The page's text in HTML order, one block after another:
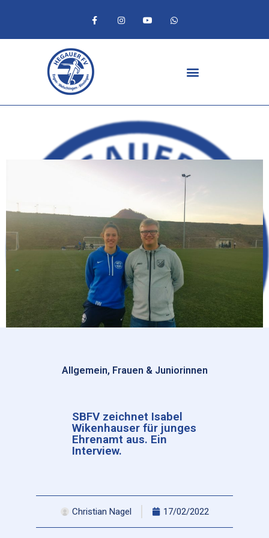
Allgemein, Frauen & Juniorinnen
SBFV zeichnet Isabel
Wikenhauser für junges
Ehrenamt aus. Ein
Interview.
Christian Nagel 17/02/2022